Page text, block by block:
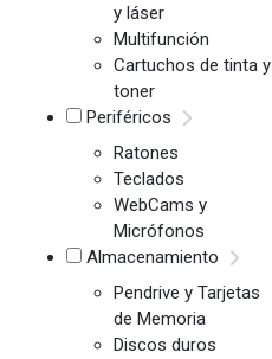
y láser
Multifunción
Cartuchos de tinta y
toner
Periféricos
Ratones
Teclados
WebCams y
Micrófonos
Almacenamiento
Pendrive y Tarjetas
de Memoria
Discos duros